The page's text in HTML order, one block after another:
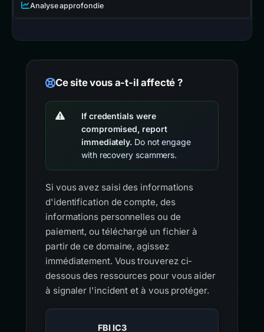
Analyse approfondie
Ce site vous a-t-il affecté ?
If credentials were
compromised, report
immediately. Do not engage
with recovery scammers.
Si vous avez saisi des informations
d'identification de compte, des
informations personnelles ou de
paiement, ou téléchargé un fichier à
partir de ce domaine, agissez
immédiatement. Vous trouverez ci-
dessous des ressources pour vous aider
à signaler l'incident et à vous protéger.
FBI IC3